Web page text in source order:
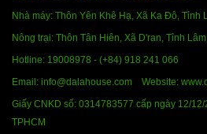
Nhà máy: Thôn Yên Khê Hạ, Xã Ka Đô, Tỉnh
Nông trại: Thôn Tân Hiên, Xã D'ran, Tỉnh
Hotline: 19008978 - (+84) 918 241 066
Email: info@dalahouse.com Website:
Giấy CNKD số: 0314783577 cấp ngày 12/
TPHCM